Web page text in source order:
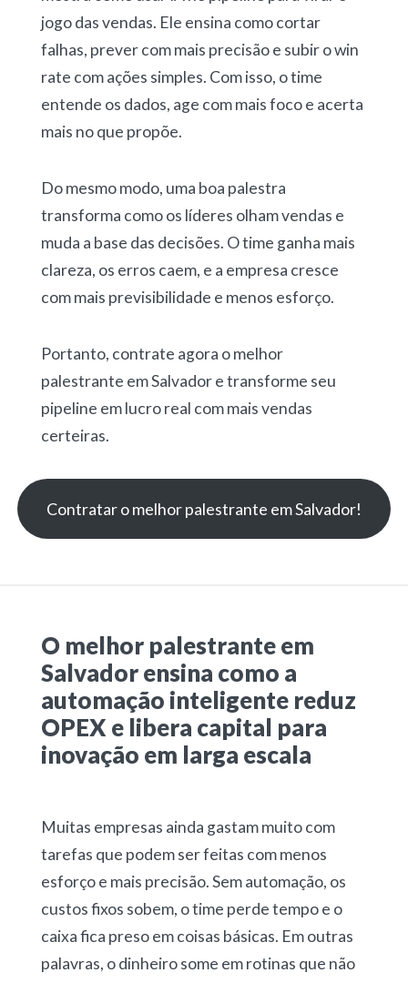
jogo das vendas. Ele ensina como cortar
falhas, prever com mais precisão e subir o win
rate com ações simples. Com isso, o time
entende os dados, age com mais foco e acerta
mais no que propõe.
Do mesmo modo, uma boa palestra
transforma como os líderes olham vendas e
muda a base das decisões. O time ganha mais
clareza, os erros caem, e a empresa cresce
com mais previsibilidade e menos esforço.
Portanto, contrate agora o melhor
palestrante em Salvador e transforme seu
pipeline em lucro real com mais vendas
certeiras.
Contratar o melhor palestrante em Salvador!
O melhor palestrante em
Salvador ensina como a
automação inteligente reduz
OPEX e libera capital para
inovação em larga escala
Muitas empresas ainda gastam muito com
tarefas que podem ser feitas com menos
esforço e mais precisão. Sem automação, os
custos fixos sobem, o time perde tempo e o
caixa fica preso em coisas básicas. Em outras
palavras, o dinheiro some em rotinas que não